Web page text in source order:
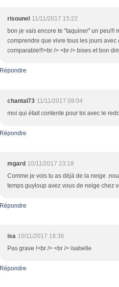
risounel 11/11/2017 15:22
bon je vais encore te "taquiner" un peu!!!
comprendre que vivre tous les jours
comparable!!!<br /> <br /> bises et bon
Répondre
chantal73 11/11/2017 09:04
moi qui était contente pour toi avec le
Répondre
mgard 10/11/2017 23:18
Comme je vois tu as déjà de la neige
temps guyloup avez vous de neige chez
Répondre
isa 10/11/2017 18:36
Pas grave !<br /> <br /> isabelle
Répondre